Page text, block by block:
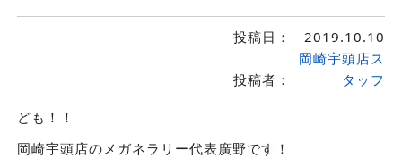
投稿日： 2019.10.10
投稿者：
岡崎宇頭店ス
タッフ
ども！！
岡崎宇頭店のメガネラリー代表廣野です！